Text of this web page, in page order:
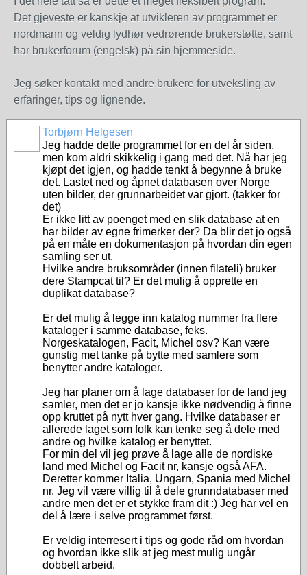
Det gjeveste er kanskje at utvikleren av programmet er
nordmann og veldig lydhør vedrørende brukerstøtte, samt
har brukerforum (engelsk) på sin hjemmeside.
Jeg søker kontakt med andre brukere for utveksling av
erfaringer, tips og lignende.
Torbjørn Helgesen
Jeg hadde dette programmet for en del år siden,
men kom aldri skikkelig i gang med det. Nå har jeg
kjøpt det igjen, og hadde tenkt å begynne å bruke
det. Lastet ned og åpnet databasen over Norge
uten bilder, der grunnarbeidet var gjort. (takker for
det)
Er ikke litt av poenget med en slik database at en
har bilder av egne frimerker der? Da blir det jo også
på en måte en dokumentasjon på hvordan din egen
samling ser ut.
Hvilke andre bruksområder (innen filateli) bruker
dere Stampcat til? Er det mulig å opprette en
duplikat database?
Er det mulig å legge inn katalog nummer fra flere
kataloger i samme database, feks.
Norgeskatalogen, Facit, Michel osv? Kan være
gunstig met tanke på bytte med samlere som
benytter andre kataloger.
Jeg har planer om å lage databaser for de land jeg
samler, men det er jo kansje ikke nødvendig å finne
opp kruttet på nytt hver gang. Hvilke databaser er
allerede laget som folk kan tenke seg å dele med
andre og hvilke katalog er benyttet.
For min del vil jeg prøve å lage alle de nordiske
land med Michel og Facit nr, kansje også AFA.
Deretter kommer Italia, Ungarn, Spania med Michel
nr. Jeg vil være villig til å dele grunndatabaser med
andre men det er et stykke fram dit :) Jeg har vel en
del å lære i selve programmet først.
Er veldig interresert i tips og gode råd om hvordan
og hvordan ikke slik at jeg mest mulig ungår
dobbelt arbeid.